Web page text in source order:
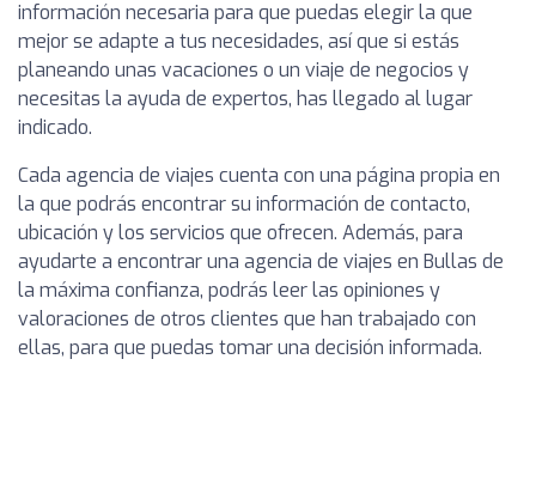
información necesaria para que puedas elegir la que
mejor se adapte a tus necesidades, así que si estás
planeando unas vacaciones o un viaje de negocios y
necesitas la ayuda de expertos, has llegado al lugar
indicado.
Cada agencia de viajes cuenta con una página propia en
la que podrás encontrar su información de contacto,
ubicación y los servicios que ofrecen. Además, para
ayudarte a encontrar una agencia de viajes en Bullas de
la máxima confianza, podrás leer las opiniones y
valoraciones de otros clientes que han trabajado con
ellas, para que puedas tomar una decisión informada.